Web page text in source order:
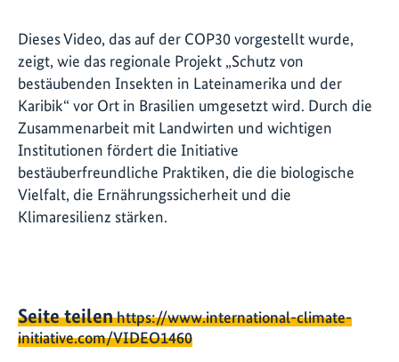
Dieses Video, das auf der COP30 vorgestellt wurde,
zeigt, wie das regionale Projekt „Schutz von
bestäubenden Insekten in Lateinamerika und der
Karibik“ vor Ort in Brasilien umgesetzt wird. Durch die
Zusammenarbeit mit Landwirten und wichtigen
Institutionen fördert die Initiative
bestäuberfreundliche Praktiken, die die biologische
Vielfalt, die Ernährungssicherheit und die
Klimaresilienz stärken.
Seite teilenhttps://www.international-climate-
initiative.com/VIDEO1460